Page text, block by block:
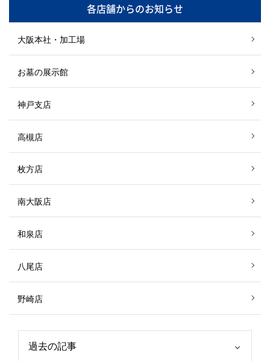
各店舗からのお知らせ
大阪本社・加工場
お墓の展示館
神戸支店
高槻店
枚方店
南大阪店
和泉店
八尾店
野崎店